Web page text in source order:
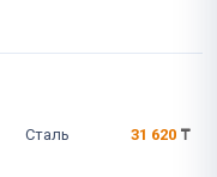
Сталь 31 620 ₸